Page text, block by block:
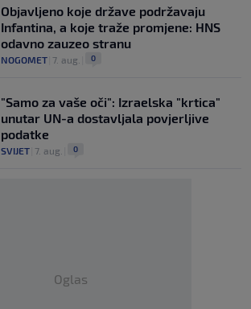
Objavljeno koje države podržavaju
Infantina, a koje traže promjene: HNS
odavno zauzeo stranu
NOGOMET 7. aug. 0
"Samo za vaše oči": Izraelska "krtica"
unutar UN-a dostavljala povjerljive
podatke
SVIJET 7. aug. 0
Oglas